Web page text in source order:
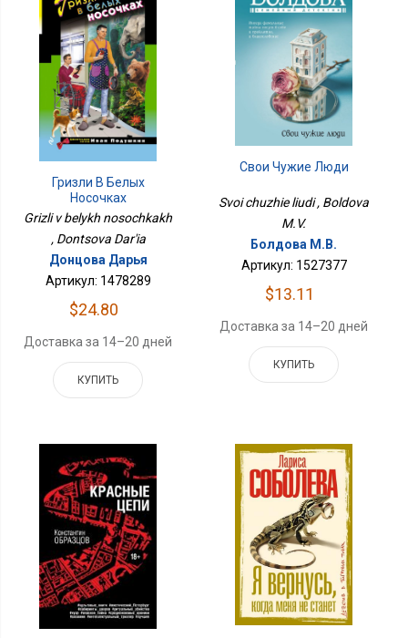
Гризли В Белых
Носочках
Grizli v belykh nosochkakh
, Dontsova Dar'ia
Донцова Дарья
Артикул: 1478289
$24.80
Доставка за 14–20 дней
КУПИТЬ
Свои Чужие Люди
Svoi chuzhie liudi , Boldova
M.V.
Болдова М.В.
Артикул: 1527377
$13.11
Доставка за 14–20 дней
КУПИТЬ